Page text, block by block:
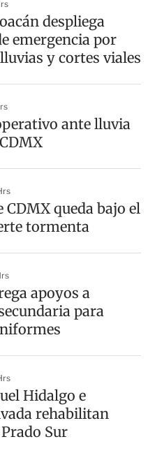
despliega
emergencia por
y cortes viales
ante lluvia
CDMX queda bajo el
tormenta
apoyos a
para
Hidalgo e
rehabilitan
Sur